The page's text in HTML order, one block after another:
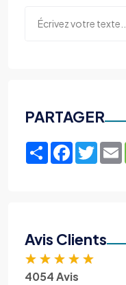
PARTAGER
ShareFacebook
Avis Clients
★ ★ ★ ★ ★
4054 Avis